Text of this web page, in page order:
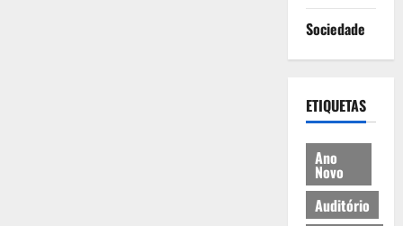
Sociedade
ETIQUETAS
Ano
Novo
Auditório